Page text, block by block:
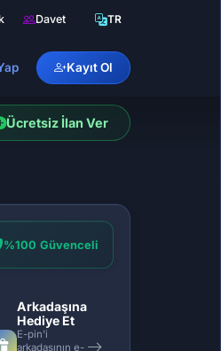
Davet TR
Kayıt Ol
Ücretsiz İlan Ver
%100 Güvenceli
Arkadaşına
Hediye Et
E-pin'i
arkadaşının e-